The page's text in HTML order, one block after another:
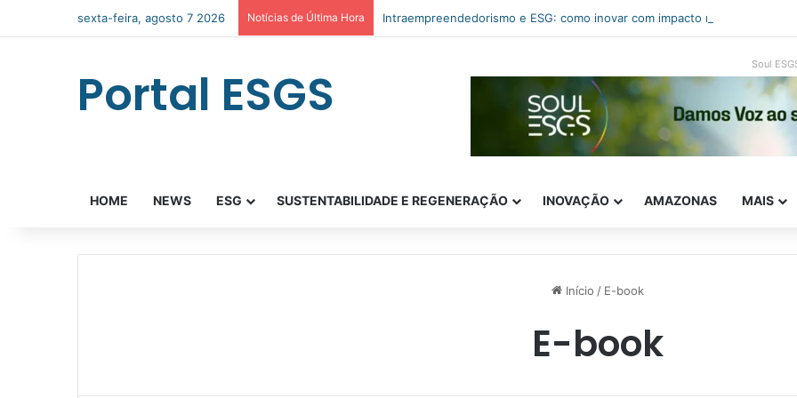
sexta-feira, agosto 7 2026 Notícias de Última Hora Intraempreendedorismo e ESG: como inovar com impacto real
Portal ESGS Soul
HOME NEWS ESG SUSTENTABILIDADE E REGENERAÇÃO INOVAÇÃO AMAZONAS MAIS
Início / E-book
E-book